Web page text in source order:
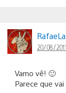
20/08/
Vamo vê! 🙂
Parece que